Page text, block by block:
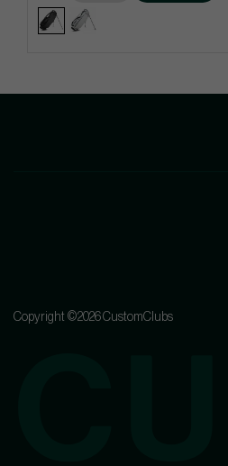
Copyright ©2026 CustomClubs